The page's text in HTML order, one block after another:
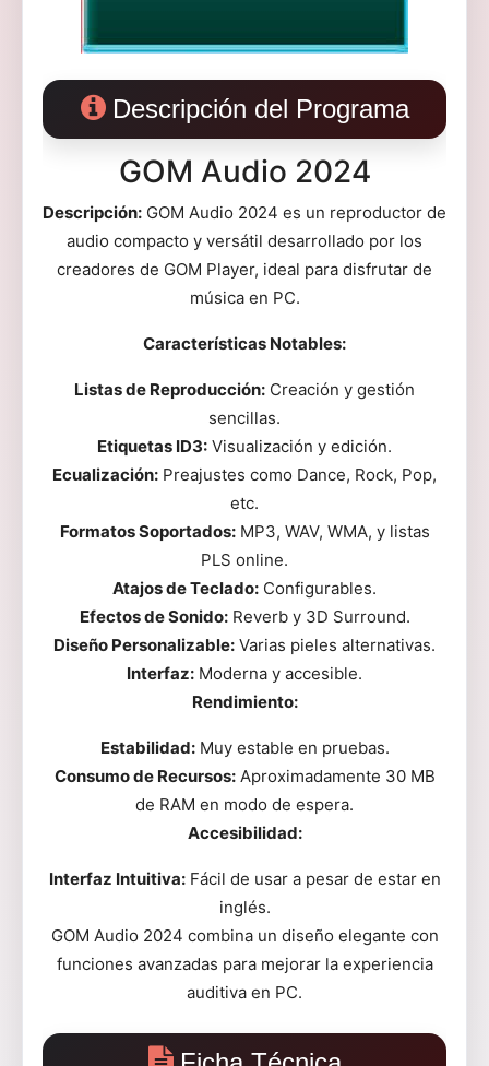
Descripción del Programa
GOM Audio 2024
Descripción: GOM Audio 2024 es un reproductor de
audio compacto y versátil desarrollado por los
creadores de GOM Player, ideal para disfrutar de
música en PC.
Características Notables:
Listas de Reproducción: Creación y gestión
sencillas.
Etiquetas ID3: Visualización y edición.
Ecualización: Preajustes como Dance, Rock, Pop,
etc.
Formatos Soportados:MP3, WAV, WMA, y listas
PLS online.
Atajos de Teclado: Configurables.
Efectos de Sonido:Reverb y 3D Surround.
Diseño Personalizable: Varias pieles alternativas.
Interfaz: Moderna y accesible.
Rendimiento:
Estabilidad:Muy estable en pruebas.
Consumo de Recursos:Aproximadamente 30 MB
de RAM en modo de espera.
Accesibilidad:
Interfaz Intuitiva:Fácil de usar a pesar de estar en
inglés.
GOM Audio 2024 combina un diseño elegante con
funciones avanzadas para mejorar la experiencia
auditiva en PC.